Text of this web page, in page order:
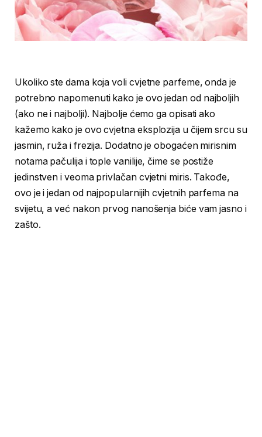
Ukoliko ste dama koja voli cvjetne parfeme, onda je
potrebno napomenuti kako je ovo jedan od najboljih
(ako ne i najbolji). Najbolje ćemo ga opisati ako
kažemo kako je ovo cvjetna eksplozija u čijem srcu su
jasmin, ruža i frezija. Dodatno je obogaćen mirisnim
notama pačulija i tople vanilije, čime se postiže
jedinstven i veoma privlačan cvjetni miris. Takođe,
ovo je i jedan od najpopularnijih cvjetnih parfema na
svijetu, a već nakon prvog nanošenja biće vam jasno i
zašto.